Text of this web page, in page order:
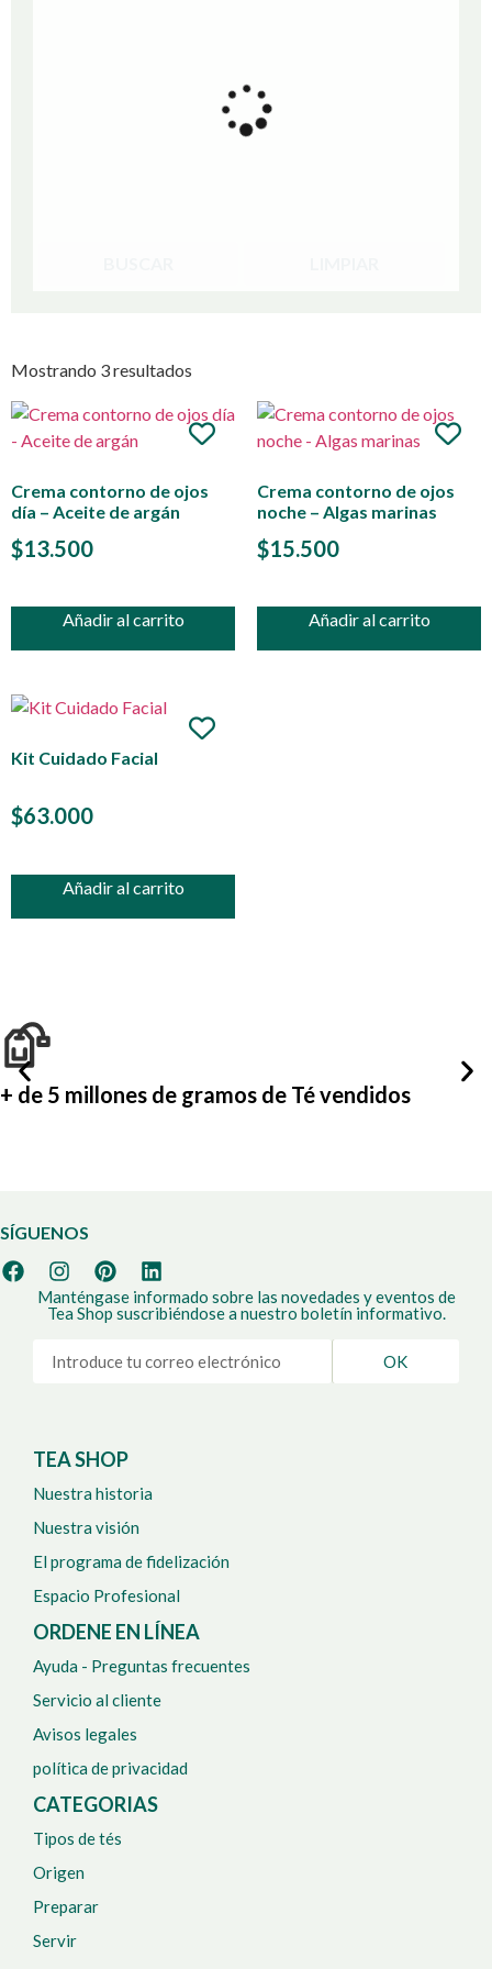
Mostrando 3 resultados
Crema contorno de ojos
día – Aceite de argán
$13.500
Añadir al carrito
Crema contorno de ojos
noche – Algas marinas
$15.500
Añadir al carrito
Kit Cuidado Facial
$63.000
Añadir al carrito
+ de 5 millones de gramos de Té vendidos
SÍGUENOS
Manténgase informado sobre las novedades y eventos de
Tea Shop suscribiéndose a nuestro boletín informativo.
OK
TEA SHOP
Nuestra historia
Nuestra visión
El programa de fidelización
Espacio Profesional
ORDENE EN LÍNEA
Ayuda - Preguntas frecuentes
Servicio al cliente
Avisos legales
política de privacidad
CATEGORIAS
Tipos de tés
Origen
Preparar
Servir